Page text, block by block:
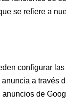
se refiere a
configurar
a través
de